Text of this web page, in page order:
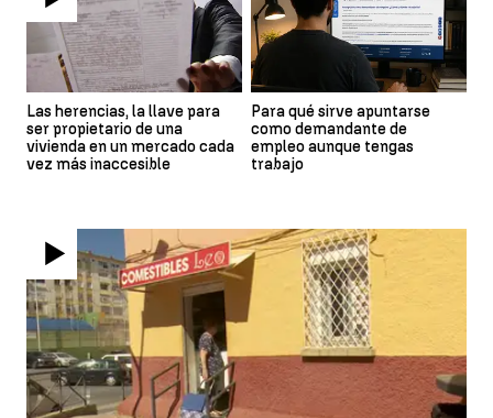
Las herencias, la llave para
ser propietario de una
vivienda en un mercado cada
vez más inaccesible
Para qué sirve apuntarse
como demandante de
empleo aunque tengas
trabajo